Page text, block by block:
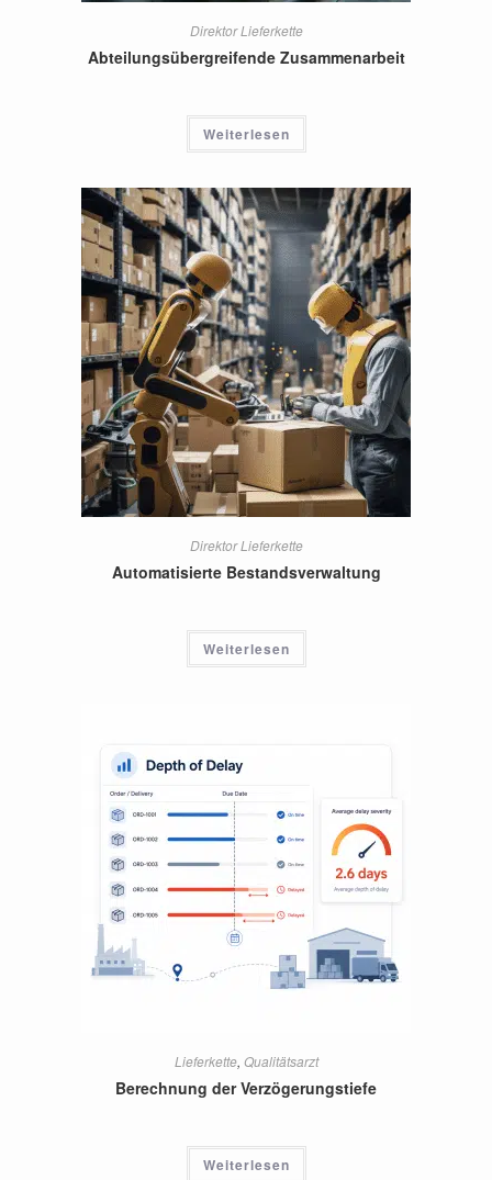
Direktor Lieferkette
Abteilungsübergreifende Zusammenarbeit
Weiterlesen
Direktor Lieferkette
Automatisierte Bestandsverwaltung
Weiterlesen
Lieferkette, Qualitätsarzt
Berechnung der Verzögerungstiefe
Weiterlesen